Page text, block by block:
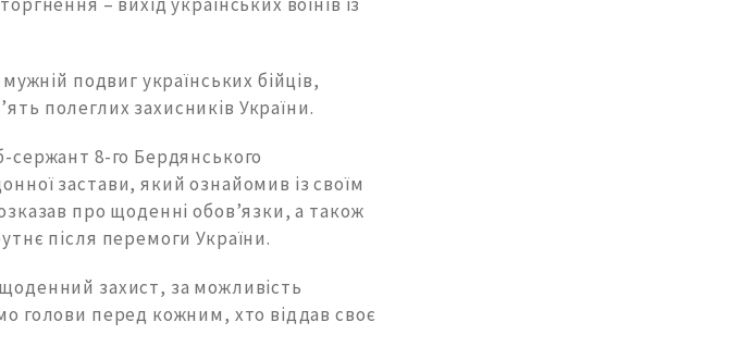
подвиг українських бійців,
полеглих захисників України.
сержант 8-го Бердянського
застави, який ознайомив із своїм
про щоденні обов’язки, а також
після перемоги України.
захист, за можливість
голови перед кожним, хто віддав своє